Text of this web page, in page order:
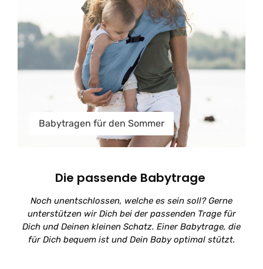
Babytragen für den Sommer
Die passende Babytrage
Noch unentschlossen, welche es sein soll? Gerne
unterstützen wir Dich bei der passenden Trage für
Dich und Deinen kleinen Schatz. Einer Babytrage, die
für Dich bequem ist und Dein Baby optimal stützt.